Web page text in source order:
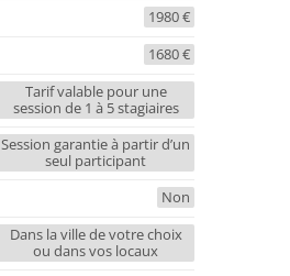
1980 €
1680 €
Tarif valable pour une
session de 1 à 5 stagiaires
Session garantie à partir d’un
seul participant
Non
Dans la ville de votre choix
ou dans vos locaux